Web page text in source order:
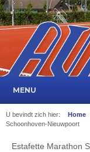
MENU
U bevindt zich hier: Home
Schoonhoven-Nieuwpoort
Estafette Marathon